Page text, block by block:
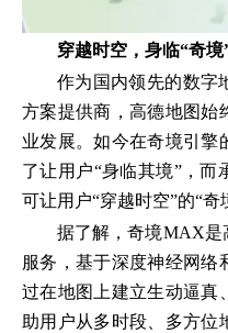
穿越时空，身临“奇境
作为国内领先的数字
方案提供商，高德地图始
业发展。如今在奇境引擎
了让用户“身临其境”，而
可让用户“穿越时空”的“奇
据了解，奇境MAX是
服务，基于深度神经网络
过在地图上建立生动逼真
助用户从多时段、多方位